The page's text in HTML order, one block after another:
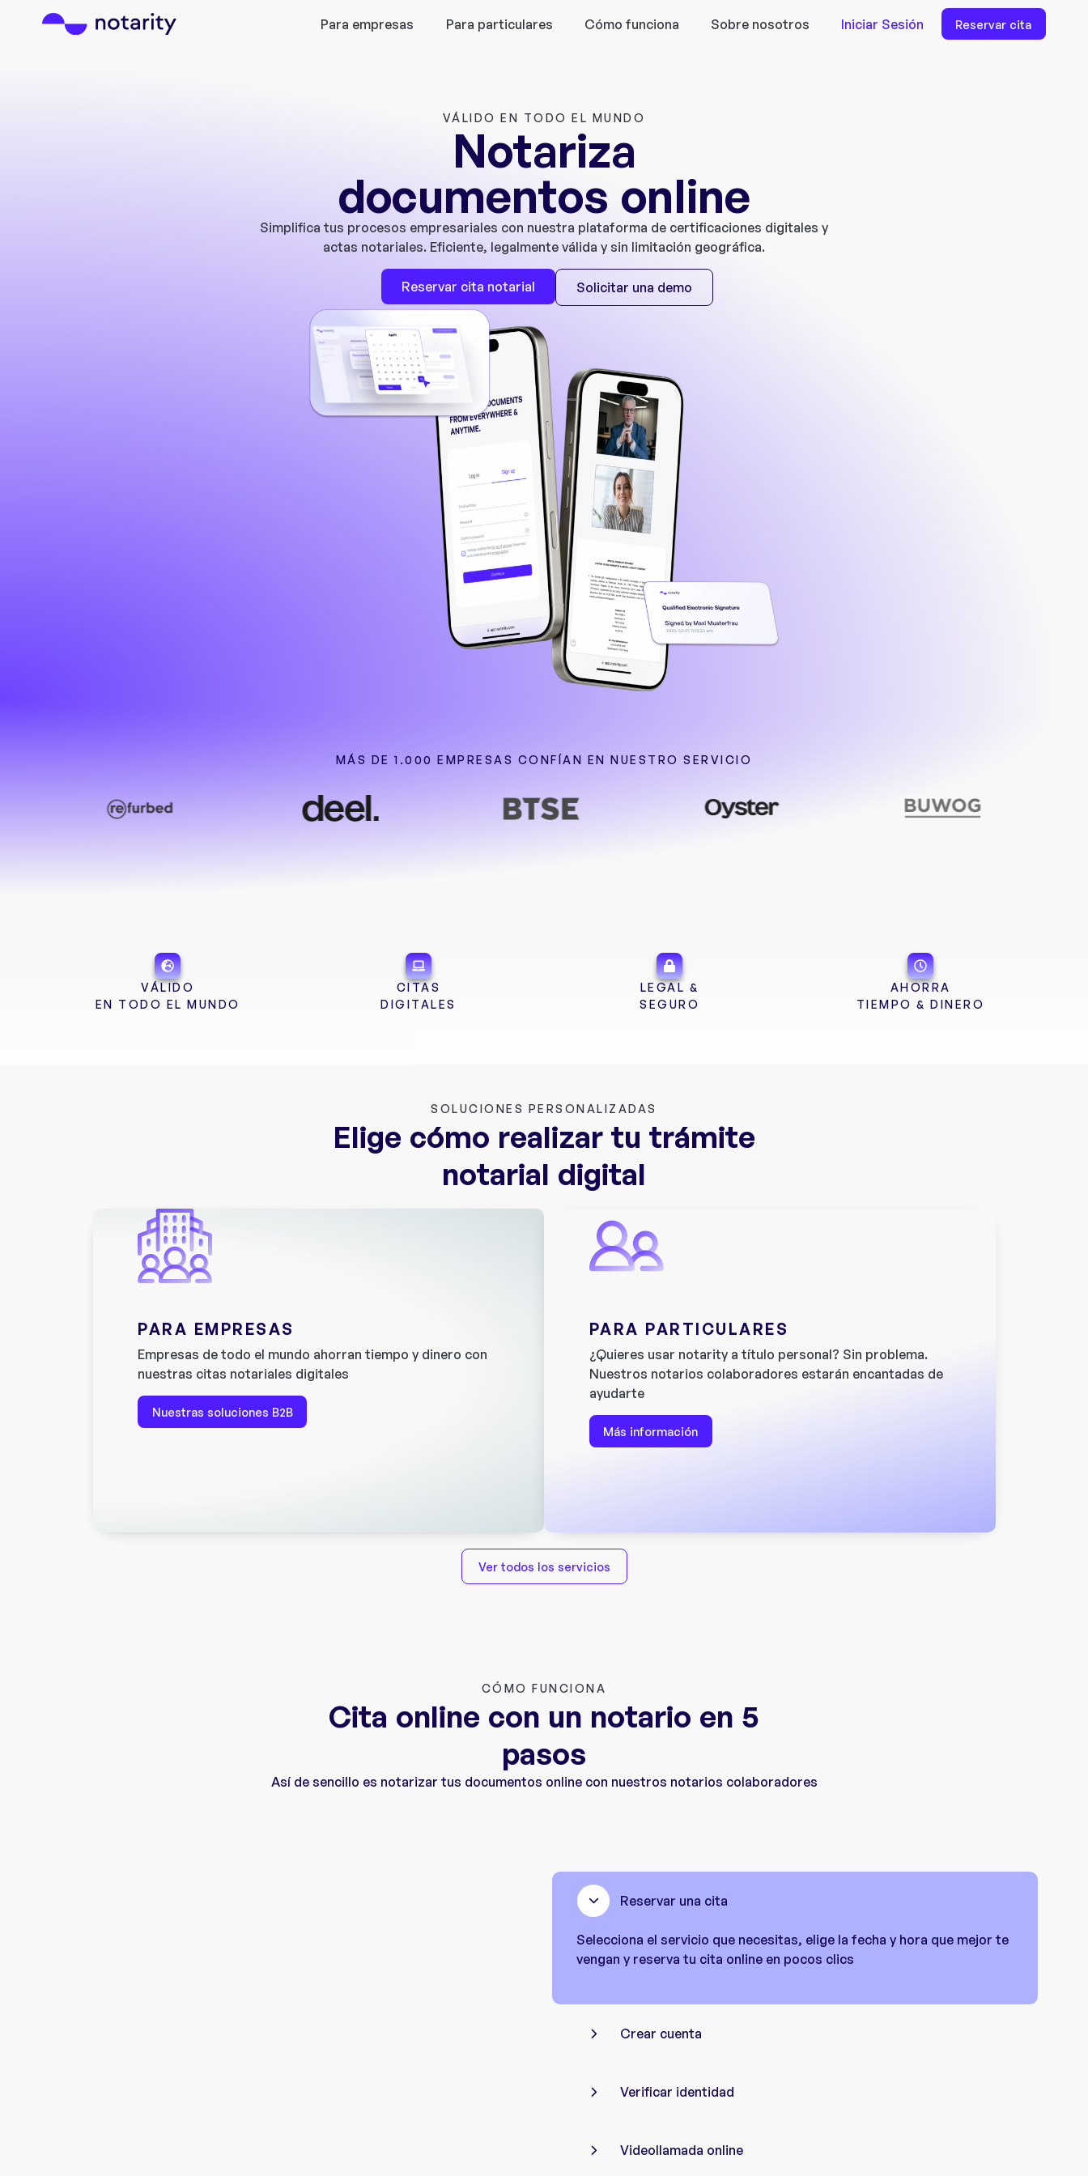
Para empresas Para particulares Cómo funciona Sobre nosotros Iniciar Sesión Reservar cita
VÁLIDO EN TODO EL MUNDO
Notariza
documentos online
Simplifica tus procesos empresariales con nuestra plataforma de certificaciones digitales y
actas notariales. Eficiente, legalmente válida y sin limitación geográfica.
Reservar cita notarial Solicitar una demo
MÁS DE 1.000 EMPRESAS CONFÍAN EN NUESTRO SERVICIO
VÁLIDO
EN TODO EL MUNDO
CITAS
DIGITALES
LEGAL &
SEGURO
AHORRA
TIEMPO & DINERO
SOLUCIONES PERSONALIZADAS
Elige cómo realizar tu trámite
notarial digital
PARA EMPRESAS
Empresas de todo el mundo ahorran tiempo y dinero con
nuestras citas notariales digitales
Nuestras soluciones B2B
PARA PARTICULARES
¿Quieres usar notarity a título personal? Sin problema.
Nuestros notarios colaboradores estarán encantadas de
ayudarte
Más información
Ver todos los servicios
CÓMO FUNCIONA
Cita online con un notario en 5
pasos
Así de sencillo es notarizar tus documentos online con nuestros notarios colaboradores
Reservar una cita
Selecciona el servicio que necesitas, elige la fecha y hora que mejor te
vengan y reserva tu cita online en pocos clics
Crear cuenta
Verificar identidad
Videollamada online